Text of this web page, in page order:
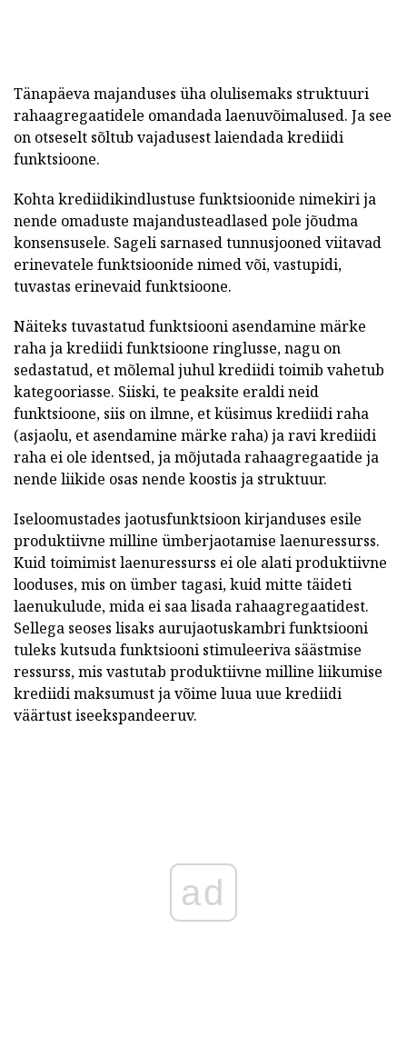
Tänapäeva majanduses üha olulisemaks struktuuri
rahaagregaatidele omandada laenuvõimalused. Ja see
on otseselt sõltub vajadusest laiendada krediidi
funktsioone.
Kohta krediidikindlustuse funktsioonide nimekiri ja
nende omaduste majandusteadlased pole jõudma
konsensusele. Sageli sarnased tunnusjooned viitavad
erinevatele funktsioonide nimed või, vastupidi,
tuvastas erinevaid funktsioone.
Näiteks tuvastatud funktsiooni asendamine märke
raha ja krediidi funktsioone ringlusse, nagu on
sedastatud, et mõlemal juhul krediidi toimib vahetub
kategooriasse. Siiski, te peaksite eraldi neid
funktsioone, siis on ilmne, et küsimus krediidi raha
(asjaolu, et asendamine märke raha) ja ravi krediidi
raha ei ole identsed, ja mõjutada rahaagregaatide ja
nende liikide osas nende koostis ja struktuur.
Iseloomustades jaotusfunktsioon kirjanduses esile
produktiivne milline ümberjaotamise laenuressurss.
Kuid toimimist laenuressurss ei ole alati produktiivne
looduses, mis on ümber tagasi, kuid mitte täideti
laenukulude, mida ei saa lisada rahaagregaatidest.
Sellega seoses lisaks aurujaotuskambri funktsiooni
tuleks kutsuda funktsiooni stimuleeriva säästmise
ressurss, mis vastutab produktiivne milline liikumise
krediidi maksumust ja võime luua uue krediidi
väärtust iseekspandeeruv.
ad